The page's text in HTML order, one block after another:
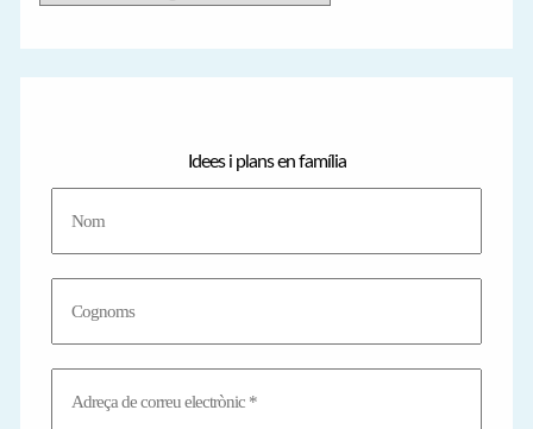
Idees i plans en família